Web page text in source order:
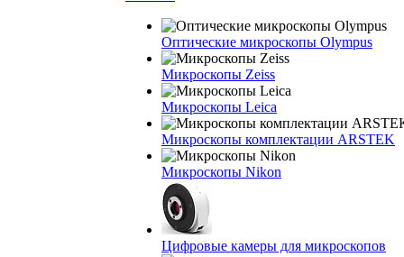
Оптические микроскопы Olympus
Микроскопы Zeiss
Микроскопы Leica
Микроскопы комплектации ARSTEK
Микроскопы Nikon
Цифровые камеры для микроскопов